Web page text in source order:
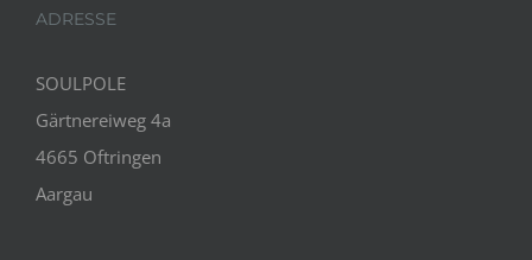
ADRESSE
SOULPOLE
Gärtnereiweg 4a
4665 Oftringen
Aargau